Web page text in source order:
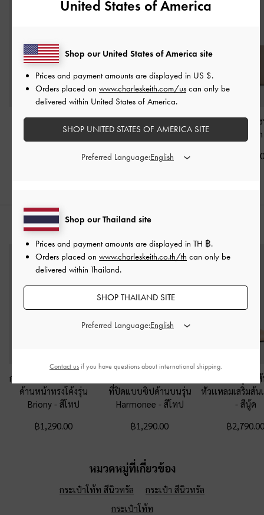
กระเป๋าถือแบบมีทรงรุ่น
สีโทป
กระเป๋าโท้ทขนาดมินิรุ่น
Shania- สีโทป
฿2,790.00
กระเป๋าโท้ทดีไ
แบบยาวรุ่น
฿3,590.00
กระเป๋าสตางค์ดีไซน์ที่ปิด
ด้านหน้าทรงโค้งรุ่น
Briony-สีโทป
฿1,290.00
ที่ปิดแบบซิปด้านบนรุ่น
Harmonee - สีโทป
฿1,290.00
รองเท้าส้นสูงรั
หัวเเหลมเสริมส้
- สีนู้ด
฿2,790.00
หมวดหมู่ที่เกี่ยวข้อง
กระเป๋าโท้ท สีนิวทรัล
กระเป๋า สีนิวทรัล
กระเป๋าโท้ท
United States of America
Shop our Thailand site
Prices and payment amounts are displayed in TH ฿.
Orders placed on www.charleskeith.co.th/th can only be
delivered within Thailand.
SHOP THAILAND SITE
Preferred Language:
Shop our United States of America site
Prices and payment amounts are displayed in US $.
Orders placed on www.charleskeith.com/us can only be
delivered within United States of America.
SHOP UNITED STATES OF AMERICA SITE
Preferred Language:
Contact us if you have questions about international shipping.